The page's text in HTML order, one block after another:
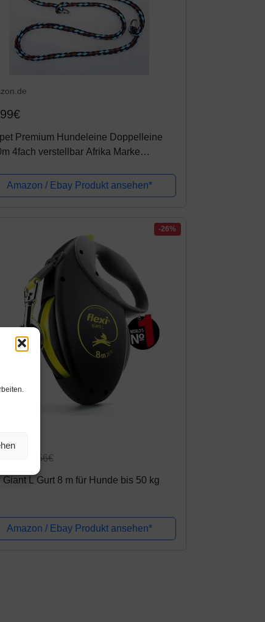
Premium Hundeleine Doppelleine
4fach verstellbar Afrika Marke
Amazon / Ebay Produkt ansehen*
-26%
40,56€
Giant L Gurt 8 m für Hunde bis 50 kg
Amazon / Ebay Produkt ansehen*